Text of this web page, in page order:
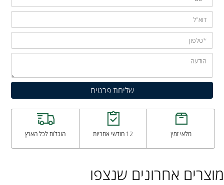
מלאי זמין 12 חודשי אחריות הובלות לכל הארץ
מוצרים אחרונים שנצפו